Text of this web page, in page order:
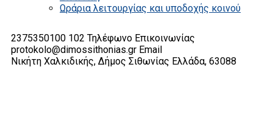
Ωράρια λειτουργίας και υποδοχής κοινού
2375350100 102 Τηλέφωνο Επικοινωνίας
protokolo@dimossithonias.gr Email
Νικήτη Χαλκιδικής, Δήμος Σιθωνίας Ελλάδα, 63088